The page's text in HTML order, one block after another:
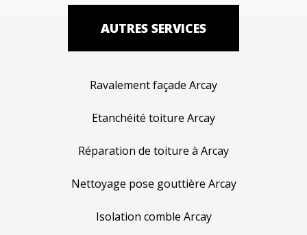
AUTRES SERVICES
Ravalement façade Arcay
Etanchéité toiture Arcay
Réparation de toiture à Arcay
Nettoyage pose gouttière Arcay
Isolation comble Arcay